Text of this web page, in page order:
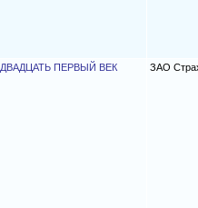
ДВАДЦАТЬ ПЕРВЫЙ ВЕК ЗАО